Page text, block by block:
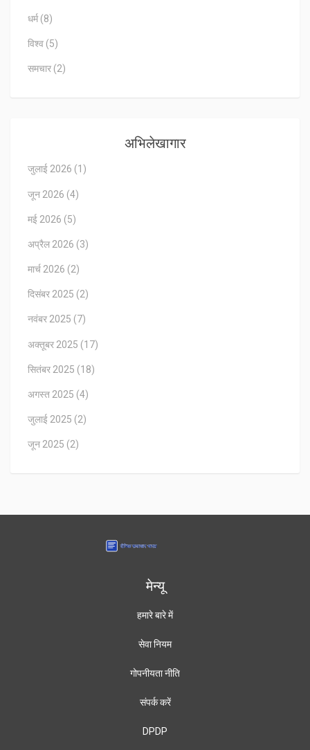
धर्म (8)
विश्व (5)
समचार (2)
अभिलेखागार
जुलाई 2026 (1)
जून 2026 (4)
मई 2026 (5)
अप्रैल 2026 (3)
मार्च 2026 (2)
दिसंबर 2025 (2)
नवंबर 2025 (7)
अक्तूबर 2025 (17)
सितंबर 2025 (18)
अगस्त 2025 (4)
जुलाई 2025 (2)
जून 2025 (2)
मेन्यू
हमारे बारे में
सेवा नियम
गोपनीयता नीति
संपर्क करें
DPDP